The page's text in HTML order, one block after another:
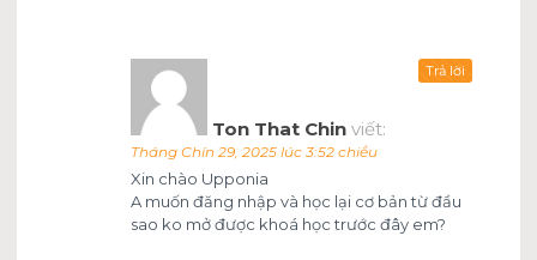
Ton That Chin viết:
Tháng Chín 29, 2025 lúc 3:52 chiều
Xin chào Upponia
A muốn đăng nhập và học lại cơ bản từ đầu
sao ko mở được khoá học trước đây em?
Trả lời